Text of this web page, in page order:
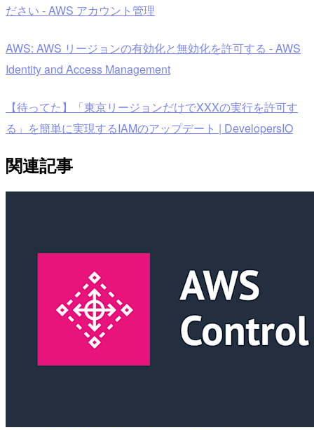
ださい - AWS アカウント管理
AWS: AWS リージョンの有効化と無効化を許可する - AWS
Identity and Access Management
【待ってた】「東京リージョンだけでXXXの実行を許可す
る」を簡単に実現するIAMのアップデート | DevelopersIO
関連記事